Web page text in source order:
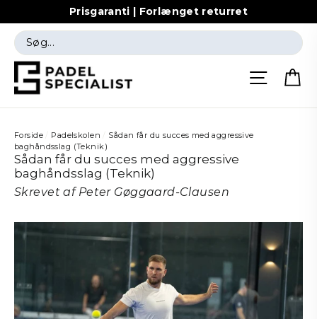
Prisgaranti | Forlænget returret
Vis
indhold
Side
Forside Padelskolen
Sådan får du succes med aggressive
baghåndsslag (Teknik)
Sådan får du succes med aggressive
baghåndsslag (Teknik)
Skrevet af Peter Gøggaard-Clausen